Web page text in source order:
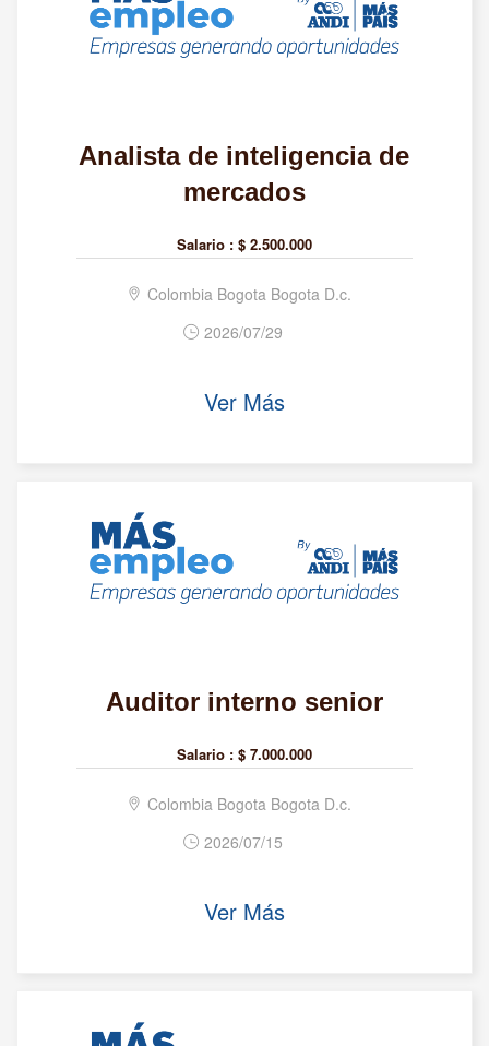
Analista de inteligencia de
mercados
Salario : $ 2.500.000
Colombia Bogota Bogota D.c.
2026/07/29
Ver Más
Auditor interno senior
Salario : $ 7.000.000
Colombia Bogota Bogota D.c.
2026/07/15
Ver Más